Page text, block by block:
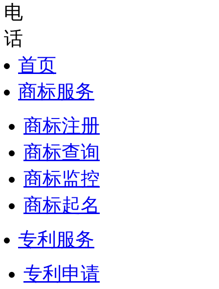
首页
商标服务
商标注册
商标查询
商标监控
商标起名
专利服务
专利申请